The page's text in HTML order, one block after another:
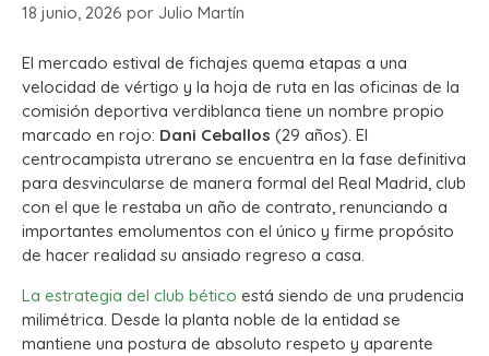
18 junio, 2026 por Julio Martín
El mercado estival de fichajes quema etapas a una
velocidad de vértigo y la hoja de ruta en las oficinas de la
comisión deportiva verdiblanca tiene un nombre propio
marcado en rojo: Dani Ceballos (29 años). El
centrocampista utrerano se encuentra en la fase definitiva
para desvincularse de manera formal del Real Madrid, club
con el que le restaba un año de contrato, renunciando a
importantes emolumentos con el único y firme propósito
de hacer realidad su ansiado regreso a casa.
La estrategia del club bético está siendo de una prudencia
milimétrica. Desde la planta noble de la entidad se
mantiene una postura de absoluto respeto y aparente